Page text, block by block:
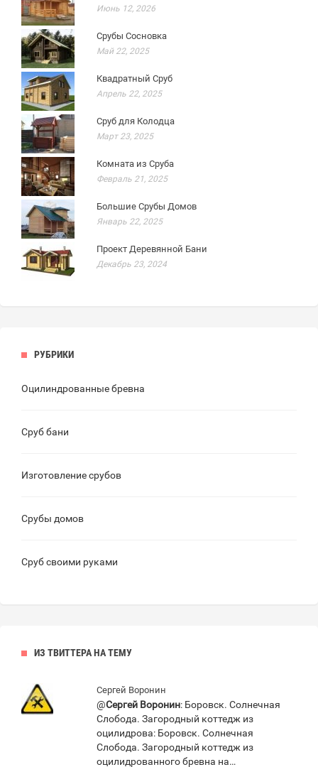
Июнь 12, 2026
Срубы Сосновка
Май 22, 2025
Квадратный Сруб
Апрель 22, 2025
Сруб для Колодца
Март 23, 2025
Комната из Сруба
Февраль 21, 2025
Большие Срубы Домов
Январь 22, 2025
Проект Деревянной Бани
Декабрь 23, 2024
РУБРИКИ
Оцилиндрованные бревна
Сруб бани
Изготовление срубов
Срубы домов
Сруб своими руками
ИЗ ТВИТТЕРА НА ТЕМУ
Сергей Воронин
@Сергей Воронин: Боровск. Солнечная
Слобода. Загородный коттедж из
оцилидрова: Боровск. Солнечная
Слобода. Загородный коттедж из
оцилидрованного бревна на…